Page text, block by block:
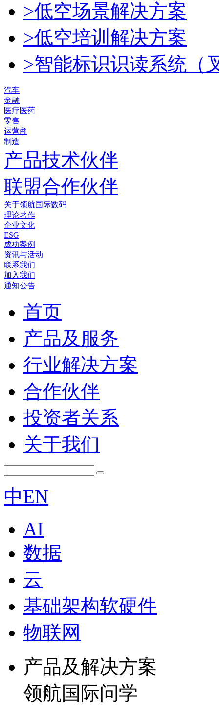
>低空场景解决方案
>低空培训解决方案
>智能标识识读系统（
汽车
金融
医疗医药
零售
运营商
制造
产品技术伙伴
联盟合作伙伴
关于领航国际数码
理论著作
企业文化
ESG
成功案例
资讯与活动
联系我们
加入我们
通知公告
首页
产品及服务
行业解决方案
合作伙伴
投资者关系
关于我们
中EN
AI
数据
云
基础架构软硬件
物联网
产品及解决方案
领航国际问学